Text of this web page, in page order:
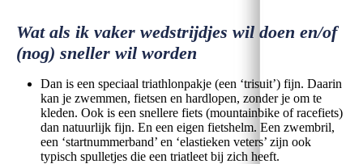
Wat als ik vaker wedstrijdjes wil doen en/of
(nog) sneller wil worden
Dan is een speciaal triathlonpakje (een ‘trisuit’) fijn. Daarin
kan je zwemmen, fietsen en hardlopen, zonder je om te
kleden. Ook is een snellere fiets (mountainbike of racefiets)
dan natuurlijk fijn. En een eigen fietshelm. Een zwembril,
een ‘startnummerband’ en ‘elastieken veters’ zijn ook
typisch spulletjes die een triatleet bij zich heeft.